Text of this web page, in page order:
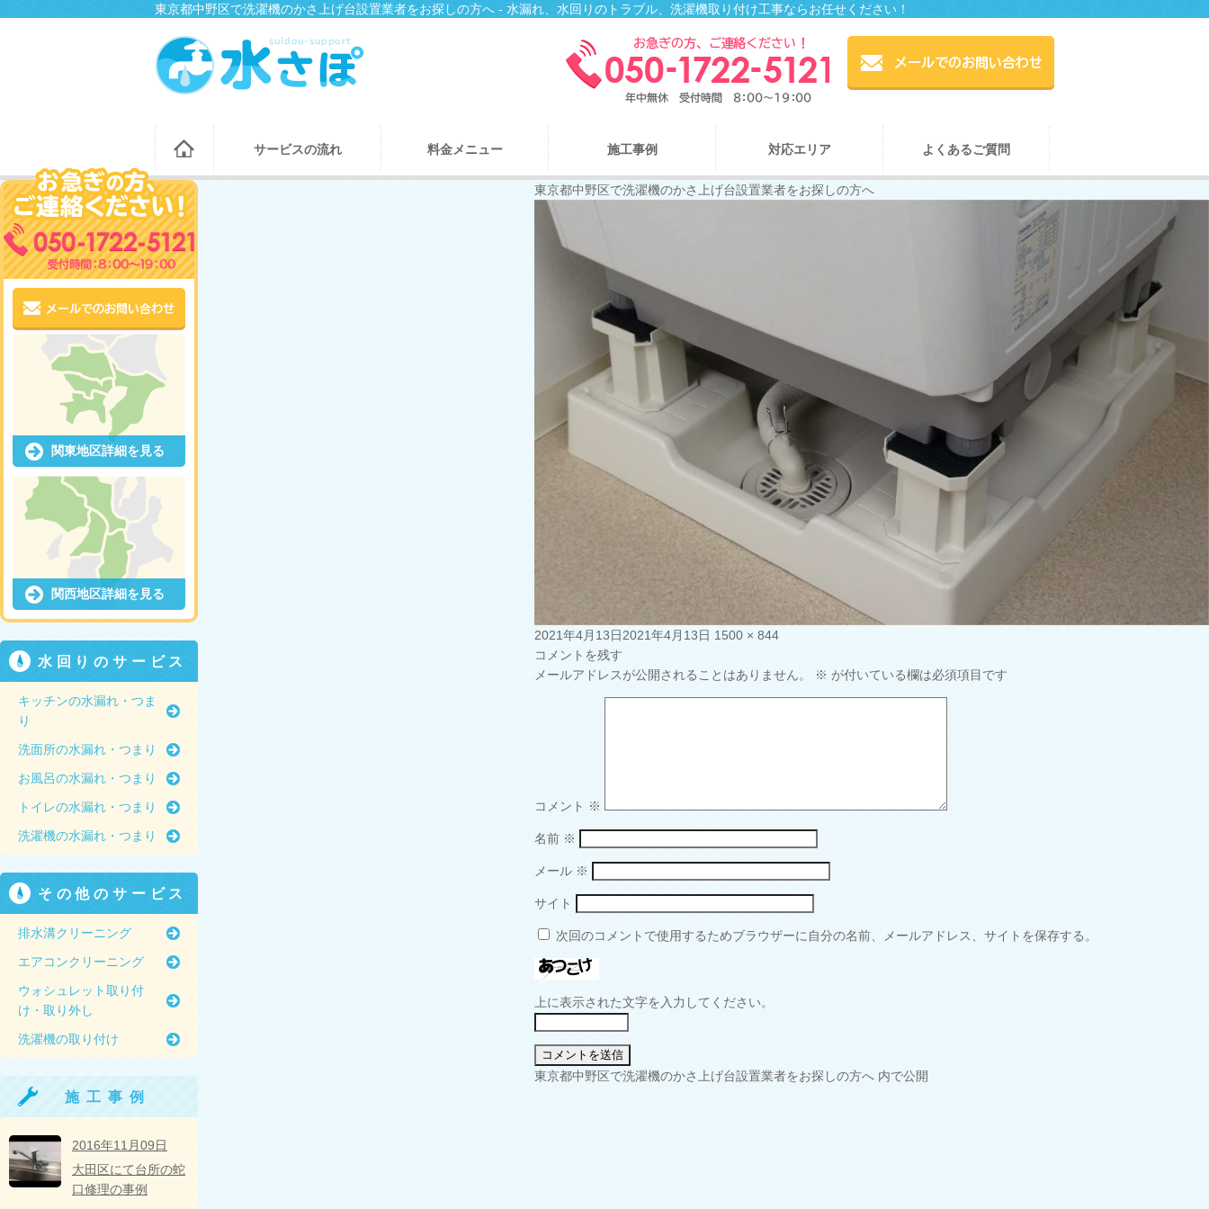
東京都中野区で洗濯機のかさ上げ台設置業者をお探しの方へ - 水漏れ、水回りのトラブル、洗濯機取り付け工事ならお任せください！
サービスの流れ 料金メニュー 施工事例 対応エリア よくあるご質問
東京都中野区で洗濯機のかさ上げ台設置業者をお探しの方へ
投
稿
日:
2021年4月13日2021年4月13日 フ
サ
1500 × 844
コメントを残す
メールアドレスが公開されることはありません。
※ が付いている欄は必須項目です
コメント ※
名前 ※
メール ※
サイト
次回のコメントで使用するためブラウザーに自分の名前、メールアドレス、サイトを保存する。
上に表示された文字を入力してください。
投
東京都中野区で洗濯機のかさ上げ台設置業者をお探しの方へ 内で公開
関東地区詳細を見る
関西地区詳細を見る
水回りのサービス
キッチンの水漏れ・つま
り
洗面所の水漏れ・つまり
お風呂の水漏れ・つまり
トイレの水漏れ・つまり
洗濯機の水漏れ・つまり
その他のサービス
排水溝クリーニング
エアコンクリーニング
ウォシュレット取り付
け・取り外し
洗濯機の取り付け
施工事例
2016年11月09日
大田区にて台所の蛇
口修理の事例